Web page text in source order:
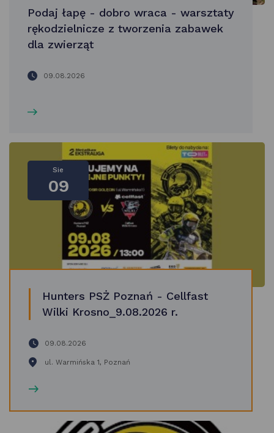
Podaj łapę - dobro wraca - warsztaty
rękodzielnicze z tworzenia zabawek
dla zwierząt
09.08.2026
Sie
09
Hunters PSŻ Poznań - Cellfast
Wilki Krosno_9.08.2026 r.
09.08.2026
ul. Warmińska 1, Poznań